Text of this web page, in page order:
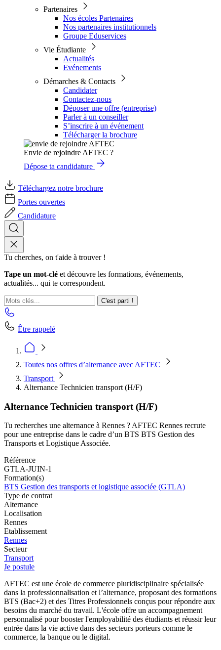
Partenaires
Nos écoles Partenaires
Nos partenaires institutionnels
Groupe Eduservices
Vie Étudiante
Actualités
Evénements
Démarches & Contacts
Candidater
Contactez-nous
Déposer une offre (entreprise)
Parler à un conseiller
S’inscrire à un événement
Télécharger la brochure
Envie de rejoindre AFTEC ?
Dépose ta candidature
Téléchargez notre brochure
Portes ouvertes
Candidature
Tu cherches, on t'aide à trouver !
Tape un mot-clé et découvre les formations, événements,
actualités... qui te correspondent.
C'est parti !
Être rappelé
Toutes nos offres d’alternance avec AFTEC
Transport
Alternance Technicien transport (H/F)
Alternance Technicien transport (H/F)
Tu recherches une alternance à Rennes ? AFTEC Rennes recrute
pour une entreprise dans le cadre d’un BTS BTS Gestion des
Transports et Logistique Associée.
Référence
GTLA-JUIN-1
Formation(s)
BTS Gestion des transports et logistique associée (GTLA)
Type de contrat
Alternance
Localisation
Rennes
Etablissement
Rennes
Secteur
Transport
Je postule
AFTEC est une école de commerce pluridisciplinaire spécialisée
dans la professionnalisation et l’alternance, proposant des formations
BTS (Bac+2) et des Titres Professionnels conçus pour répondre aux
besoins du marché du travail. L'école offre un accompagnement
personnalisé pour booster l'employabilité des étudiants et réussir leur
entrée dans la vie active dans des secteurs porteurs comme le
commerce, la banque ou le digital.